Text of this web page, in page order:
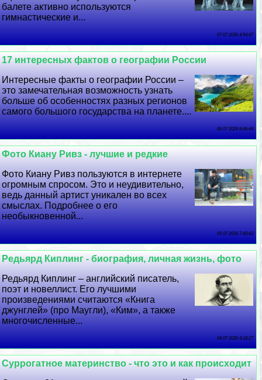
балете активно используются
гимнастические и...
07 07 2026 4:54:47
17 интересных фактов о географии России
Интересные факты о географии России –
это замечательная возможность узнать
больше об особенностях разных регионов
самого большого государства на планете....
06 07 2026 8:46:44
Фото Киану Ривз - лучшие и редкие
Фото Киану Ривз пользуются в интернете
огромным спросом. Это и неудивительно,
ведь данный артист уникален во всех
смыслах. Подробнее о его
необыкновенной...
05 07 2026 7:40:43
Редьярд Киплинг - биография, личная жизнь, фото
Редьярд Киплинг – английский писатель,
поэт и новеллист. Его лучшими
произведениями считаются «Книга
джунглей» (про Маугли), «Ким», а также
многочисленные...
04 07 2026 4:18:27
Суррогатное материнство - что это и как происходит